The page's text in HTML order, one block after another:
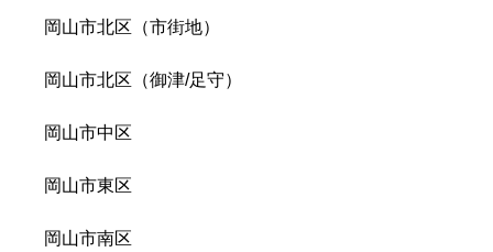
岡山市北区（市街地）
岡山市北区（御津/足守）
岡山市中区
岡山市東区
岡山市南区